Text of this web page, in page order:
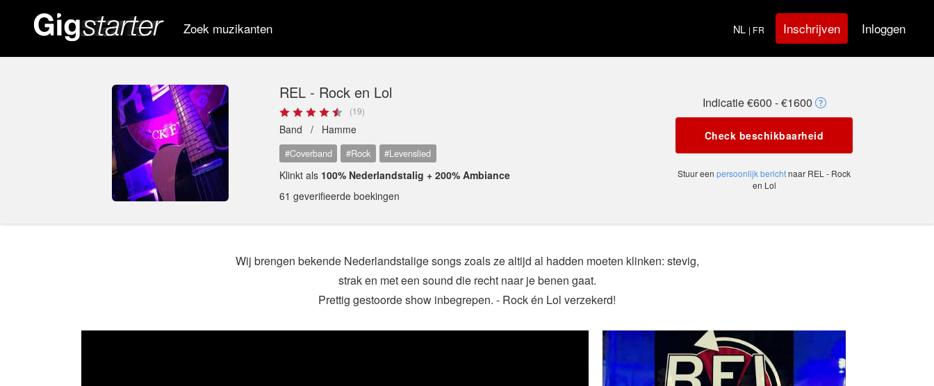
Zoek muzikanten NL | FR Inschrijven Inloggen
REL - Rock en Lol
(19)
Band / Hamme
#Coverband #Rock #Levenslied
Klinkt als 100% Nederlandstalig + 200% Ambiance
61 geverifieerde boekingen
Indicatie €600 - €1600
Check beschikbaarheid
Stuur een persoonlijk berichtnaar REL - Rock
en Lol
Wij brengen bekende Nederlandstalige songs zoals ze altijd al hadden moeten klinken: stevig,
strak en met een sound die recht naar je benen gaat.
Prettig gestoorde show inbegrepen. - Rock én Lol verzekerd!